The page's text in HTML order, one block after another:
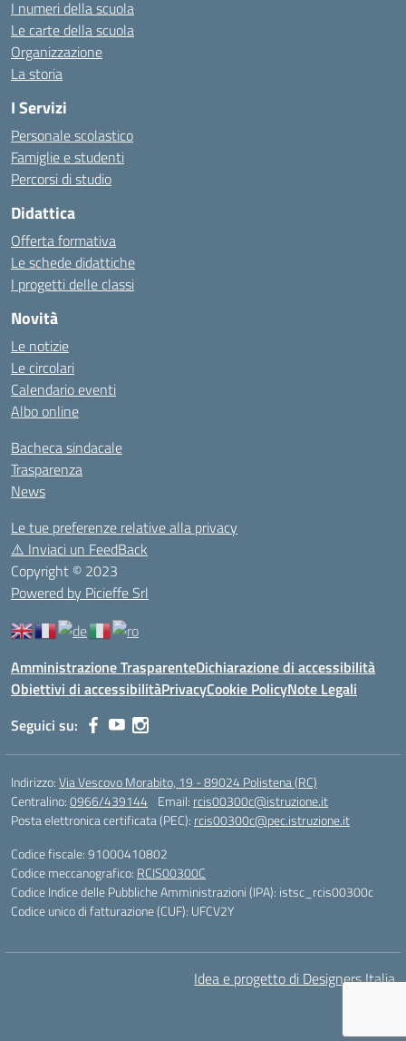
I numeri della scuola
Le carte della scuola
Organizzazione
La storia
I Servizi
Personale scolastico
Famiglie e studenti
Percorsi di studio
Didattica
Offerta formativa
Le schede didattiche
I progetti delle classi
Novità
Le notizie
Le circolari
Calendario eventi
Albo online
Bacheca sindacale
Trasparenza
News
Le tue preferenze relative alla privacy
⚠️ Inviaci un FeedBack
Copyright © 2023
Powered by Picieffe Srl
Amministrazione TrasparenteDichiarazione di accessibilità
Obiettivi di accessibilitàPrivacyCookie PolicyNote Legali
Seguici su:
Indirizzo:Via Vescovo Morabito, 19 - 89024 Polistena (RC)
Centralino:0966/439144 Email: rcis00300c@istruzione.it
Posta elettronica certificata (PEC): rcis00300c@pec.istruzione.it
Codice fiscale: 91000410802
Codice meccanografico: RCIS00300C
Codice Indice delle Pubbliche Amministrazioni (IPA): istsc_rcis00300c
Codice unico di fatturazione (CUF): UFCV2Y
Idea e progetto di Designers Italia